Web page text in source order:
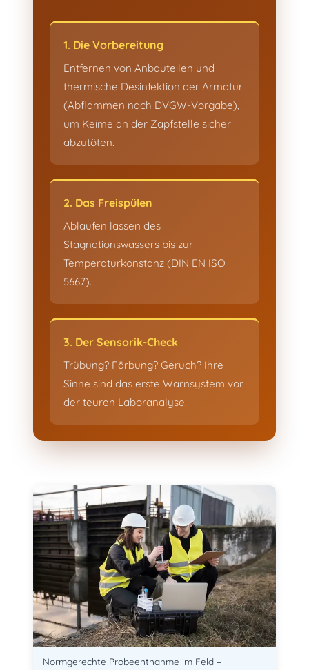
1. Die Vorbereitung
Entfernen von Anbauteilen und
thermische Desinfektion der Armatur
(Abflammen nach DVGW-Vorgabe),
um Keime an der Zapfstelle sicher
abzutöten.
2. Das Freispülen
Ablaufen lassen des
Stagnationswassers bis zur
Temperaturkonstanz (DIN EN ISO
5667).
3. Der Sensorik-Check
Trübung? Färbung? Geruch? Ihre
Sinne sind das erste Warnsystem vor
der teuren Laboranalyse.
Normgerechte Probeentnahme im Feld –